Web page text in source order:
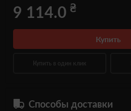
9 114.0 ₴
Купить
Купить в один клик
Способы доставки